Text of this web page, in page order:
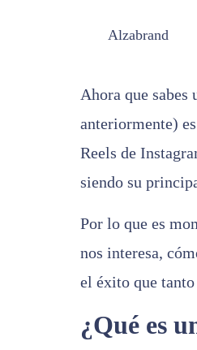
Alzabrand
Ahora que sabes
anteriormente)
Reels de
siendo su
Por lo que es
nos interesa,
el éxito que tanto
¿Qué es